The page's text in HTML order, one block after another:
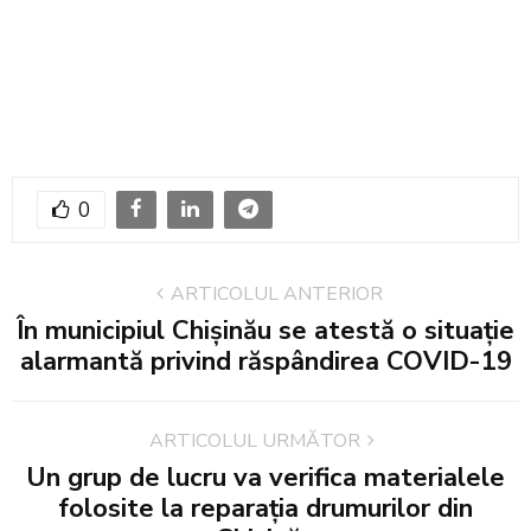
0
ARTICOLUL ANTERIOR
În municipiul Chișinău se atestă o situație
alarmantă privind răspândirea COVID-19
ARTICOLUL URMĂTOR
Un grup de lucru va verifica materialele
folosite la reparația drumurilor din